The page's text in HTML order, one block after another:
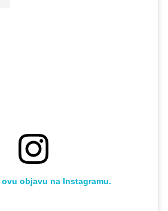
objavu na Instagramu.